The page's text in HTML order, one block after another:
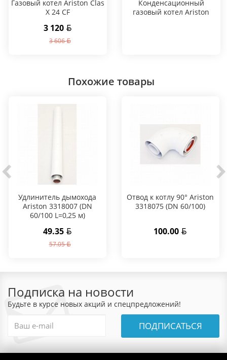
Газовый котел Ariston Clas
X 24 CF
3 120
3 606
Конденсационный
газовый котел Ariston
Похожие товары
Удлинитель дымохода
Ariston 3318007 (DN
60/100 L=0,25 м)
49.35
57.05
Отвод к котлу 90° Ariston
3318075 (DN 60/100)
100.00
Подписка на новости
Будьте в курсе новых акций и спецпредложений!
ПОДПИСАТЬСЯ